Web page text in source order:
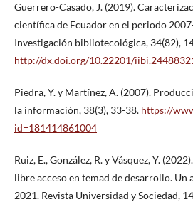
Guerrero-Casado, J. (2019).
científica de Ecuador en el periodo
Investigación bibliotecológica, 34(82),
http://dx.doi.org/10.22201/
Piedra, Y. y Martínez, A. (2007).
la información, 38(3), 33-38. https://
id=181414861004
Ruiz, E., González, R. y Vásquez, Y.
libre acceso en temad de desarrollo.
2021. Revista Universidad y Sociedad,